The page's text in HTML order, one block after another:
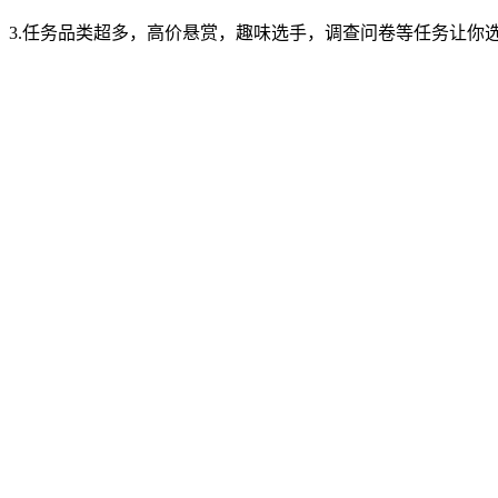
3.任务品类超多，高价悬赏，趣味选手，调查问卷等任务让你